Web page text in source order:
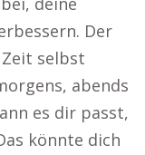
Der
selbst
abends
es dir passt,
könnte dich